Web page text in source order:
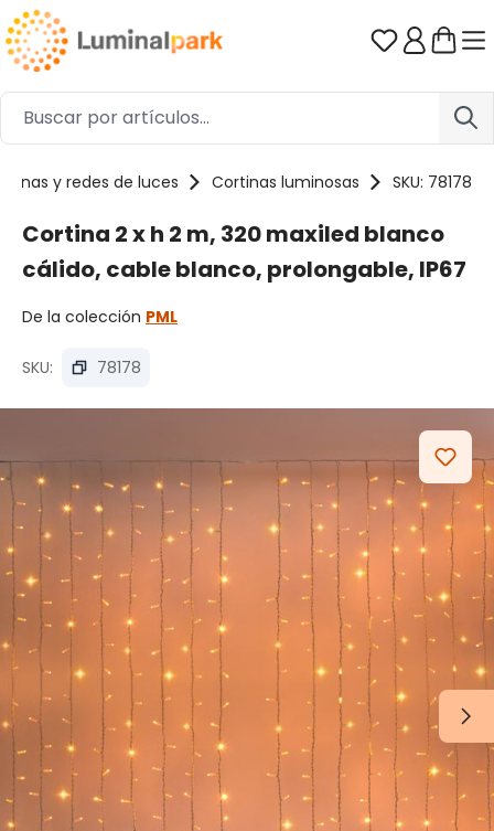
Saltar al contenido principal Tienes 0
y redes de luces Cortinas luminosas SKU: 78178
Cortina 2 x h 2 m, 320 maxiled blanco
cálido, cable blanco, prolongable, IP67
De la colección PML
SKU: 78178